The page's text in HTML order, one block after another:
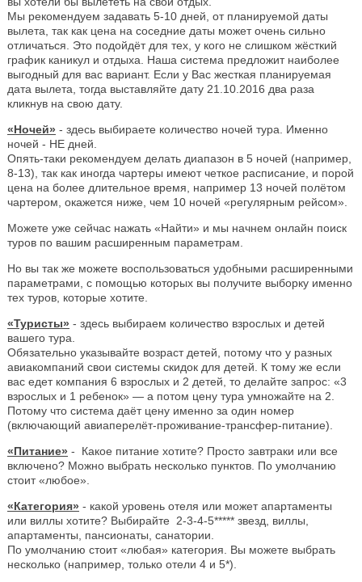
Мы рекомендуем задавать 5-10 дней, от планируемой даты
вылета, так как цена на соседние даты может очень сильно
отличаться. Это подойдёт для тех, у кого не слишком жёсткий
график каникул и отдыха. Наша система предложит наиболее
выгодный для вас вариант. Если у Вас жесткая планируемая
дата вылета, тогда выставляйте дату 21.10.2016 два раза
кликнув на свою дату.
«Ночей» - здесь выбираете количество ночей тура. Именно
ночей - НЕ дней.
Опять-таки рекомендуем делать диапазон в 5 ночей (например,
8-13), так как иногда чартеры имеют четкое расписание, и порой
цена на более длительное время, например 13 ночей полётом
чартером, окажется ниже, чем 10 ночей «регулярным рейсом».
Можете уже сейчас нажать «Найти» и мы начнем онлайн поиск
туров по вашим расширенным параметрам.
Но вы так же можете воспользоваться удобными расширенными
параметрами, с помощью которых вы получите выборку именно
тех туров, которые хотите.
«Туристы» - здесь выбираем количество взрослых и детей
вашего тура.
Обязательно указывайте возраст детей, потому что у разных
авиакомпаний свои системы скидок для детей. К тому же если
вас едет компания 6 взрослых и 2 детей, то делайте запрос: «3
взрослых и 1 ребенок» — а потом цену тура умножайте на 2.
Потому что система даёт цену именно за один номер
(включающий авиаперелёт-проживание-трансфер-питание).
«Питание» - Какое питание хотите? Просто завтраки или все
включено? Можно выбрать несколько пунктов. По умолчанию
стоит «любое».
«Категория» - какой уровень отеля или может апартаменты
или виллы хотите? Выбирайте 2-3-4-5***** звезд, виллы,
апартаменты, пансионаты, санатории.
По умолчанию стоит «любая» категория. Вы можете выбрать
несколько (например, только отели 4 и 5*).